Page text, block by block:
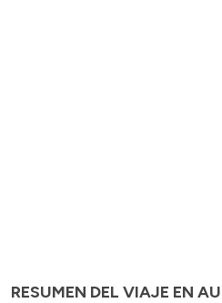
RESUMEN DEL VIAJE EN